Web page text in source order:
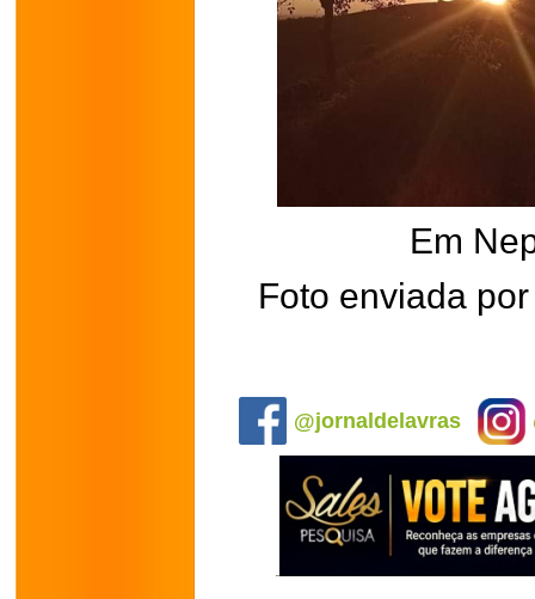
Em
Foto enviada
@jornaldelavras